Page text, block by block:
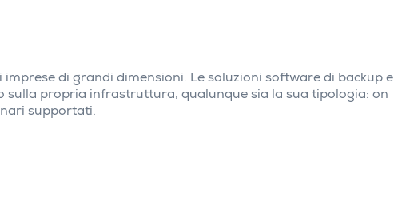
di grandi dimensioni. Le soluzioni software di backup e
sulla propria infrastruttura, qualunque sia la sua tipologia: on
supportati.